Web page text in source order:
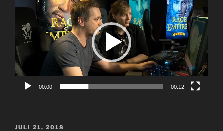
Player
00:00 00:12
VERÖFFENTLICHT
JULI 21, 2018